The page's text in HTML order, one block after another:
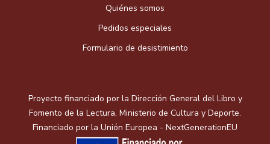
Quiénes somos
Pedidos especiales
Formulario de desistimiento
Proyecto financiado por la Dirección General del Libro y
Fomento de la Lectura, Ministerio de Cultura y Deporte.
Financiado por la Unión Europea - NextGenerationEU